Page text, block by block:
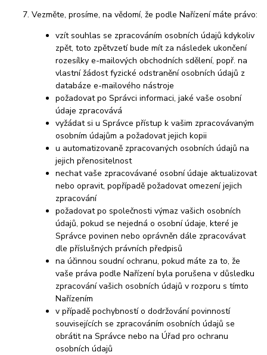
Vezměte, prosíme, na vědomí, že podle Nařízení máte právo:
vzít souhlas se zpracováním osobních údajů kdykoliv
zpět, toto zpětvzetí bude mít za následek ukončení
rozesílky e-mailových obchodních sdělení, popř. na
vlastní žádost fyzické odstranění osobních údajů z
databáze e-mailového nástroje
požadovat po Správci informaci, jaké vaše osobní
údaje zpracovává
vyžádat si u Správce přístup k vašim zpracovávaným
osobním údajům a požadovat jejich kopii
u automatizovaně zpracovaných osobních údajů na
jejich přenositelnost
nechat vaše zpracovávané osobní údaje aktualizovat
nebo opravit, popřípadě požadovat omezení jejich
zpracování
požadovat po společnosti výmaz vašich osobních
údajů, pokud se nejedná o osobní údaje, které je
Správce povinen nebo oprávněn dále zpracovávat
dle příslušných právních předpisů
na účinnou soudní ochranu, pokud máte za to, že
vaše práva podle Nařízení byla porušena v důsledku
zpracování vašich osobních údajů v rozporu s tímto
Nařízením
v případě pochybností o dodržování povinností
souvisejících se zpracováním osobních údajů se
obrátit na Správce nebo na Úřad pro ochranu
osobních údajů